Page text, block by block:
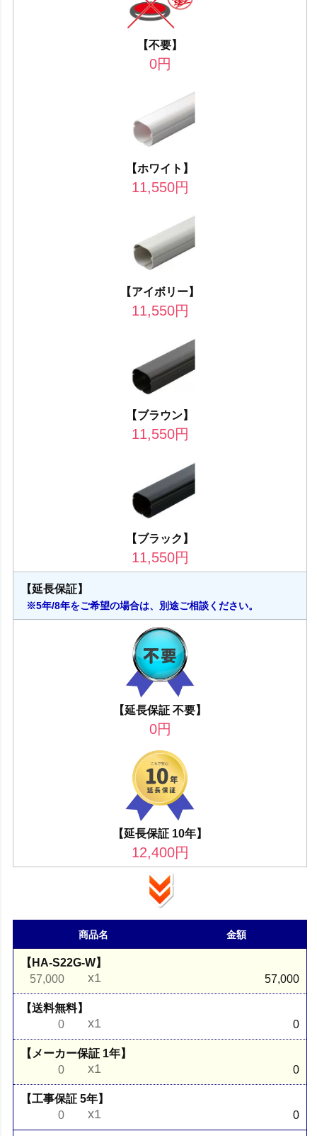
【不要】
0円
【ホワイト】
11,550円
【アイボリー】
11,550円
【ブラウン】
11,550円
【ブラック】
11,550円
【延長保証】
※5年/8年をご希望の場合は、別途ご相談ください。
【延長保証 不要】
0円
【延長保証 10年】
12,400円
商品名 金額
【HA-S22G-W】
57,000
x1 57,000
【送料無料】
0
x1 0
【メーカー保証 1年】
0
x1 0
【工事保証 5年】
0
x1 0